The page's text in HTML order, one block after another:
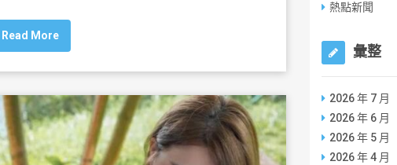
c
e
b
o
o
k
tt
er
Read More
熱點新聞
彙整
2026 年 7 月
2026 年 6 月
2026 年 5 月
2026 年 4 月